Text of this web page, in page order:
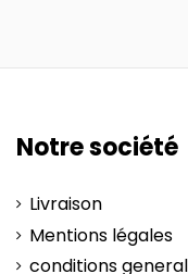
Notre société
Livraison
Mentions légales
conditions